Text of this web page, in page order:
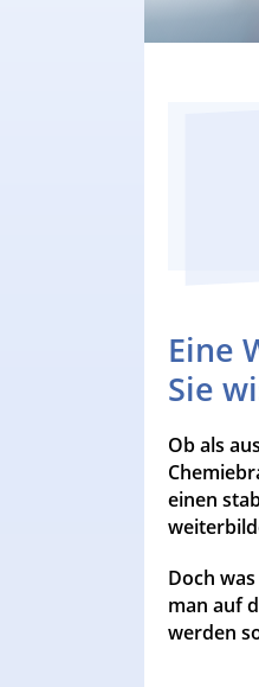
Eine
Sie
Ob als
einen
Doch
man auf
werden